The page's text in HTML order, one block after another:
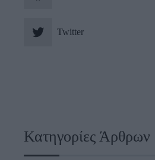
Twitter
Κατηγορίες Άρθρων